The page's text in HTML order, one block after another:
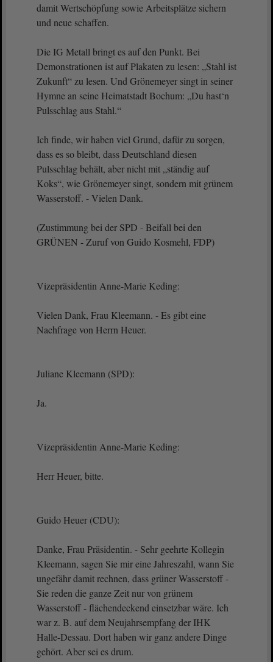
damit Wertschöpfung sowie Arbeitsplätze sichern
und neue schaffen.
Die IG Metall bringt es auf den Punkt. Bei
Demonstrationen ist auf Plakaten zu lesen: „Stahl ist
Zukunft“ zu lesen. Und Grönemeyer singt in seiner
Hymne an seine Heimatstadt Bochum: „Du hast‘n
Pulsschlag aus Stahl.“
Ich finde, wir haben viel Grund, dafür zu sorgen,
dass es so bleibt, dass Deutschland diesen
Pulsschlag behält, aber nicht mit „ständig auf
Koks“, wie Grönemeyer singt, sondern mit grünem
Wasserstoff. - Vielen Dank.
(Zustimmung bei der SPD - Beifall bei den
GRÜNEN - Zuruf von Guido Kosmehl, FDP)
Vizepräsidentin Anne-Marie Keding:
Vielen Dank, Frau Kleemann. - Es gibt eine
Nachfrage von Herrn Heuer.
Juliane Kleemann (SPD):
Ja.
Vizepräsidentin Anne-Marie Keding:
Herr Heuer, bitte.
Guido Heuer (CDU):
Danke, Frau Präsidentin. - Sehr geehrte Kollegin
Kleemann, sagen Sie mir eine Jahreszahl, wann Sie
ungefähr damit rechnen, dass grüner Wasserstoff -
Sie reden die ganze Zeit nur von grünem
Wasserstoff - flächendeckend einsetzbar wäre. Ich
war z. B. auf dem Neujahrsempfang der IHK
Halle-Dessau. Dort haben wir ganz andere Dinge
gehört. Aber sei es drum.